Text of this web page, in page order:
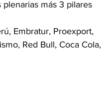
más 3 pilares
Embratur, Proexport,
Red Bull, Coca Cola,